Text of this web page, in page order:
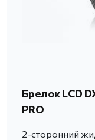
Брелок LCD
PRO
2-сторонний